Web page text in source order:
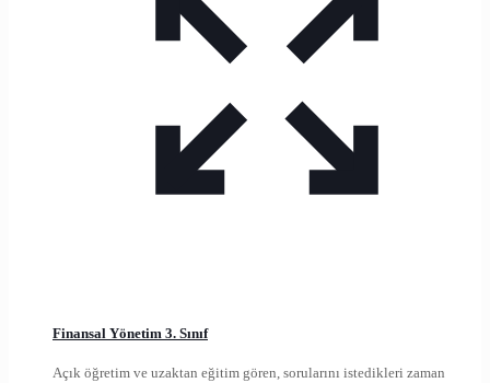
Finansal Yönetim 3. Sınıf
Açık öğretim ve uzaktan eğitim gören, sorularını istedikleri zaman